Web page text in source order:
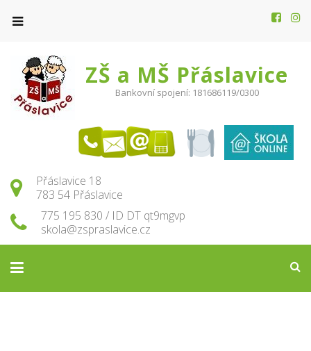
ZŠ a MŠ Přáslavice
Bankovní spojení: 181686119/0300
Přáslavice 18
783 54 Přáslavice
775 195 830 / ID DT qt9mgvp
skola@zspraslavice.cz